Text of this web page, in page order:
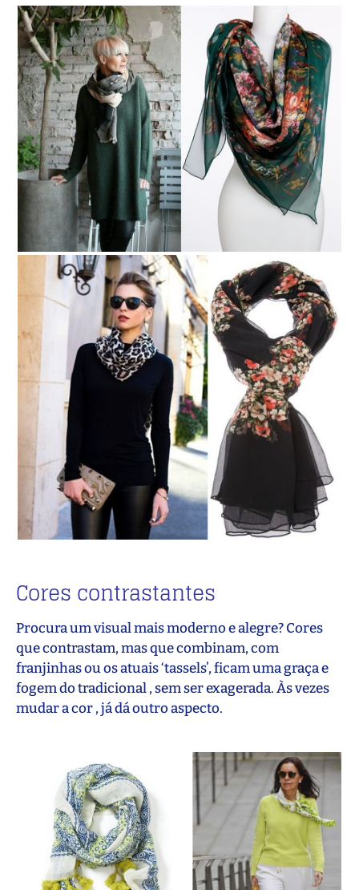
Cores contrastantes
Procura um visual mais moderno e alegre? Cores
que contrastam, mas que combinam, com
franjinhas ou os atuais ‘tassels’, ficam uma graça e
fogem do tradicional , sem ser exagerada. Às vezes
mudar a cor , já dá outro aspecto.